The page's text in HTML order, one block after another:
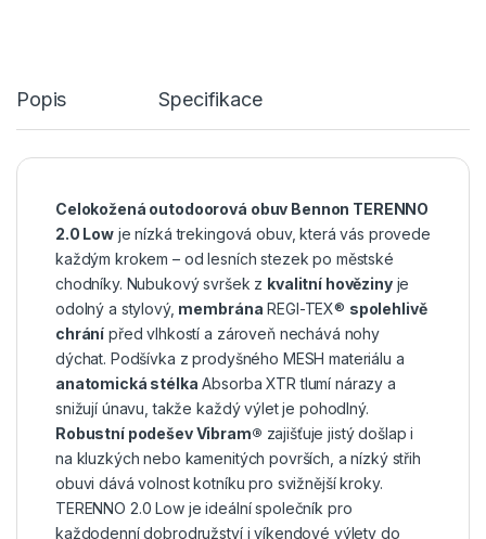
Popis Specifikace
Celokožená outodoorová obuv Bennon TERENNO
2.0 Low je nízká trekingová obuv, která vás provede
každým krokem – od lesních stezek po městské
chodníky. Nubukový svršek z kvalitní hovězinyje
odolný a stylový, membrána REGI-TEX® spolehlivě
chrání před vlhkostí a zároveň nechává nohy
dýchat. Podšívka z prodyšného MESH materiálu a
anatomická stélka Absorba XTR tlumí nárazy a
snižují únavu, takže každý výlet je pohodlný.
Robustní podešev Vibram® zajišťuje jistý došlap i
na kluzkých nebo kamenitých površích, a nízký střih
obuvi dává volnost kotníku pro svižnější kroky.
TERENNO 2.0 Low je ideální společník pro
každodenní dobrodružství i víkendové výlety do